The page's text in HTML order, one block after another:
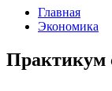
Главная
Экономика
Практикум